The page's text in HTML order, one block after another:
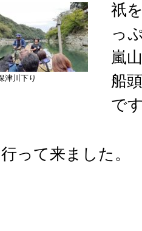
津川下り
祇
っ
嵐
船
で
って来ました。